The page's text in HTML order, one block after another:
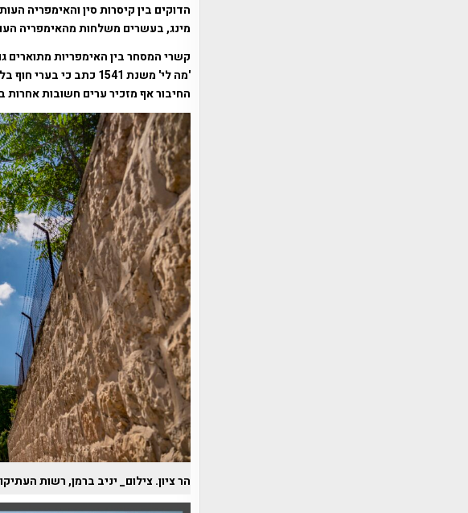
הדוקים בין קיסרות סין והאימפריה
מינג, בעשרים משלחות מהאימפריה העות'מנית ביקרו
קשרי המסחר בין האימפריות מתוארים
'מה לי' משנת 1541 כתב
החיבור אף מזכיר ערים חשובות אחרות
הר ציון. צילום_ יניב ברמן, רשות